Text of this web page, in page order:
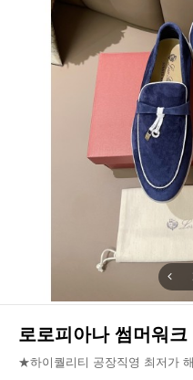
로로피아나 썸머워크
★하이퀄리티 공장직영 최저가